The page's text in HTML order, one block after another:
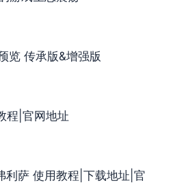
览 传承版&增强版
程|官网地址
利萨 使用教程|下载地址|官